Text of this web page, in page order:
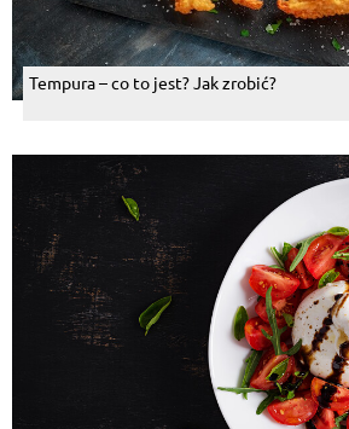
Tempura – co to jest? Jak zrobić?